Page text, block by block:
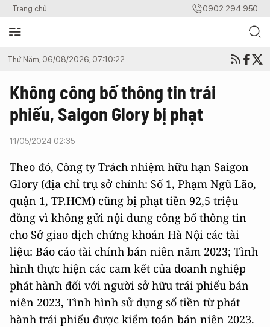
Trang chủ 0902.294.950
Thứ Năm, 06/08/2026, 07:10:22
Không công bố thông tin trái
phiếu, Saigon Glory bị phạt
11/05/2024 02:35
Theo đó, Công ty Trách nhiệm hữu hạn Saigon
Glory (địa chỉ trụ sở chính: Số 1, Phạm Ngũ Lão,
quận 1, TP.HCM) cũng bị phạt tiền 92,5 triệu
đồng vì không gửi nội dung công bố thông tin
cho Sở giao dịch chứng khoán Hà Nội các tài
liệu: Báo cáo tài chính bán niên năm 2023; Tình
hình thực hiện các cam kết của doanh nghiệp
phát hành đối với người sở hữu trái phiếu bán
niên 2023, Tình hình sử dụng số tiền từ phát
hành trái phiếu được kiểm toán bán niên 2023.